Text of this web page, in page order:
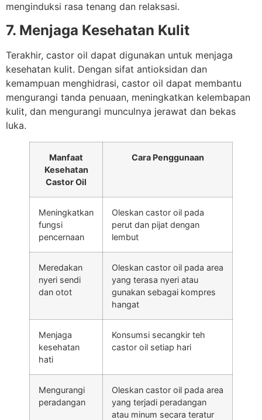
menginduksi rasa tenang dan relaksasi.
7. Menjaga Kesehatan Kulit
Terakhir, castor oil dapat digunakan untuk menjaga
kesehatan kulit. Dengan sifat antioksidan dan
kemampuan menghidrasi, castor oil dapat membantu
mengurangi tanda penuaan, meningkatkan kelembapan
kulit, dan mengurangi munculnya jerawat dan bekas
luka.
Manfaat
Kesehatan
Castor Oil
Cara Penggunaan
Meningkatkan
fungsi
pencernaan
Oleskan castor oil pada
perut dan pijat dengan
lembut
Meredakan
nyeri sendi
dan otot
Oleskan castor oil pada area
yang terasa nyeri atau
gunakan sebagai kompres
hangat
Menjaga
kesehatan
hati
Konsumsi secangkir teh
castor oil setiap hari
Mengurangi
peradangan
Oleskan castor oil pada area
yang terjadi peradangan
atau minum secara teratur